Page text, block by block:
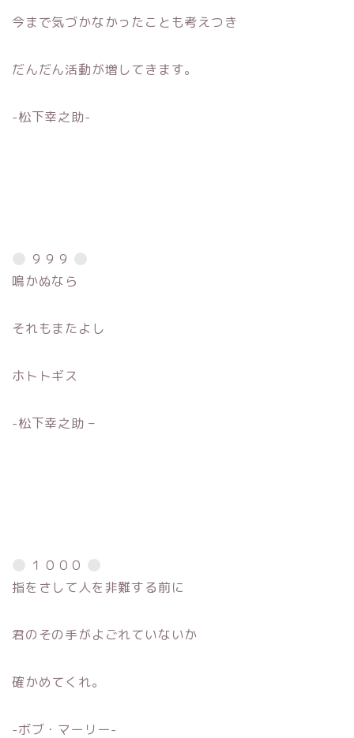
今まで気づかなかったことも考えつき
だんだん活動が増してきます。
-松下幸之助-
９９９
鳴かぬなら
それもまたよし
ホトトギス
-松下幸之助 –
１０００
指をさして人を非難する前に
君のその手がよごれていないか
確かめてくれ。
-ボブ・マーリー-